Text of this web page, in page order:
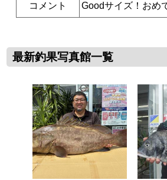
コメント Goodサイズ！おめ
最新釣果写真館一覧